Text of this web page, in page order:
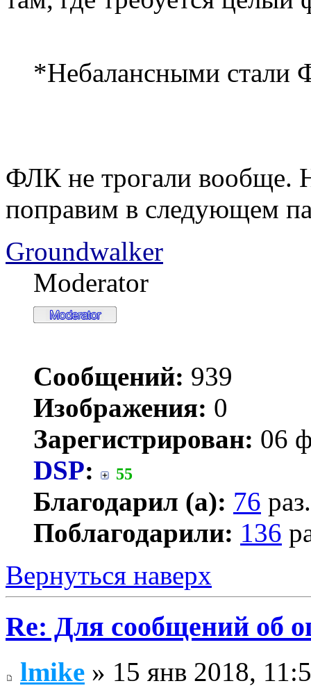
*Небалансными
ФЛК не трогали вообще.
поправим в следующем
Groundwalker
Moderator
Сообщений: 939
Изображения: 0
Зарегистрирован: 06
DSP: 55
Благодарил (а): 76 раз.
Поблагодарили: 136
Вернуться наверх
Re: Для сообщений об
lmike » 15 янв 2018,